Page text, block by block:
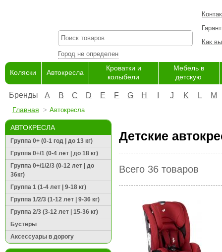
Город не определен
Как
Коляски Автокресла
Кроватки и
колыбели
Мебель в
детскую
Бренды A B C D E F G H J K L M
Главная Автокресла
АВТОКРЕСЛА
Группа 0+ (0-1 год | до 13 кг)
Группа 0+/1 (0-4 лет | до 18 кг)
Группа 0+/1/2/3 (0-12 лет | до
36кг)
Группа 1 (1-4 лет | 9-18 кг)
Группа 1/2/3 (1-12 лет | 9-36 кг)
Группа 2/3 (3-12 лет | 15-36 кг)
Бустеры
Аксессуары в дорогу
Детские
Всего 36 товаров